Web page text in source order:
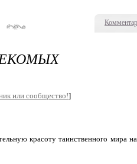
или сообщество!]
красоту таинственного мира